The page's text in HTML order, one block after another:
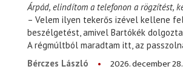
Árpád, elindítom a telefonon a rögzítést,
– Velem ilyen tekerős izével kellene
beszélgetést, amivel Bartókék
A régmúltból maradtam itt, az
Bérczes László
2026. december 28.